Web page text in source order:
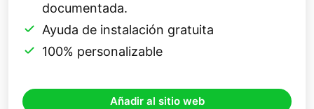
documentada.
Ayuda de instalación gratuita
100% personalizable
Añadir al sitio web